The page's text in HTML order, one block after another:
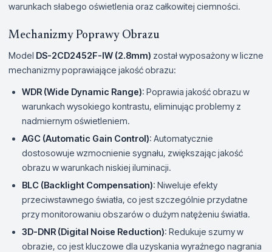
warunkach słabego oświetlenia oraz całkowitej ciemności.
Mechanizmy Poprawy Obrazu
Model DS-2CD2452F-IW (2.8mm) został wyposażony w liczne
mechanizmy poprawiające jakość obrazu:
WDR (Wide Dynamic Range): Poprawia jakość obrazu w
warunkach wysokiego kontrastu, eliminując problemy z
nadmiernym oświetleniem.
AGC (Automatic Gain Control): Automatycznie
dostosowuje wzmocnienie sygnału, zwiększając jakość
obrazu w warunkach niskiej iluminacji.
BLC (Backlight Compensation): Niweluje efekty
przeciwstawnego światła, co jest szczególnie przydatne
przy monitorowaniu obszarów o dużym natężeniu światła.
3D-DNR (Digital Noise Reduction): Redukuje szumy w
obrazie, co jest kluczowe dla uzyskania wyraźnego nagrania